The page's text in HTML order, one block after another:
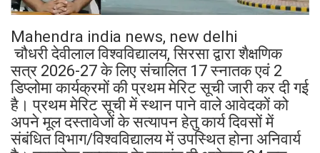
Mahendra india news, new delhi
चौधरी देवीलाल विश्वविद्यालय, सिरसा द्वारा शैक्षणिक
सत्र 2026-27 के लिए संचालित 17 स्नातक एवं 2
डिप्लोमा कार्यक्रमों की प्रथम मेरिट सूची जारी कर दी गई
है। प्रथम मेरिट सूची में स्थान पाने वाले आवेदकों को
अपने मूल दस्तावेजों के सत्यापन हेतु कार्य दिवसों में
संबंधित विभाग/विश्वविद्यालय में उपस्थित होना अनिवार्य